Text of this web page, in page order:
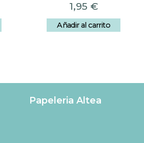
1,95 €
Añadir al carrito
Papeleria Altea